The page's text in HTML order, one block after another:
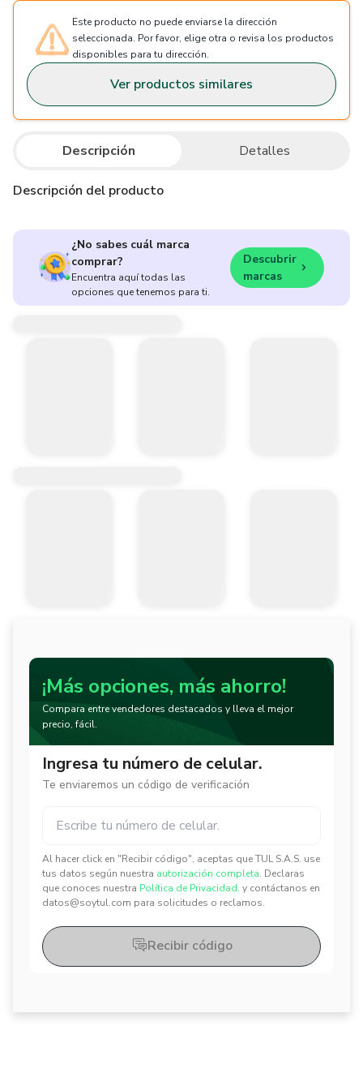
Este producto no puede enviarse la dirección
seleccionada. Por favor, elige otra o revisa los productos
disponibles para tu dirección.
Ver productos similares
Descripción Detalles
Descripción del producto
¿No sabes cuál marca
comprar?
Encuentra aquí todas las
opciones que tenemos para ti.
Descubrir
marcas
¡Más opciones, más ahorro!
Compara entre vendedores destacados y lleva el mejor
precio, fácil.
Ingresa tu número de celular.
Te enviaremos un código de verificación
Al hacer click en "Recibir código", aceptas que TUL S.A.S. use
tus datos según nuestra autorización completa. Declaras
que conoces nuestra Política de Privacidad. y contáctanos en
datos@soytul.com para solicitudes o reclamos.
✕
✕
Recibir código